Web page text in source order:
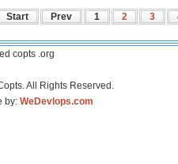
Start Prev 1 2 3
copts .org
All Rights Reserved.
by: WeDevlops.com